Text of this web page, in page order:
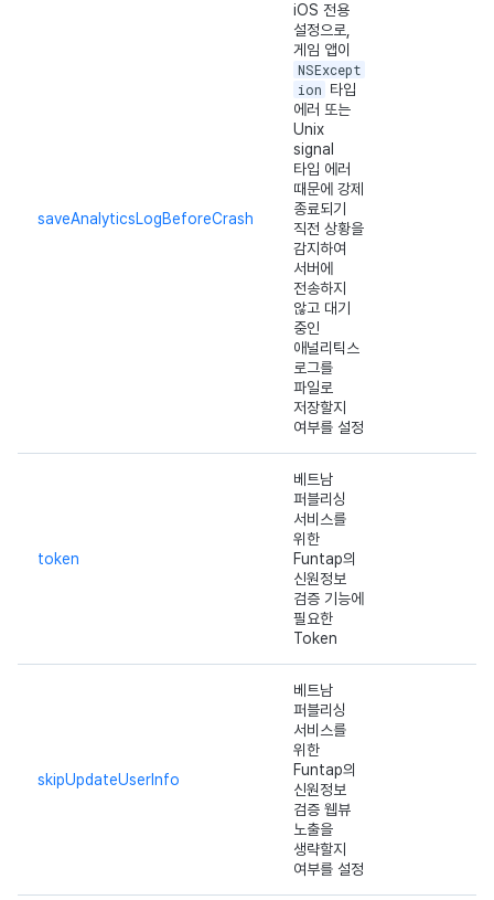
saveAnalyticsLogBeforeCrash
iOS 전용
설정으로,
게임 앱이
NSExcept
ion 타입
에러 또는
Unix
signal
타입 에러
때문에 강제
종료되기
직전 상황을
감지하여
서버에
전송하지
않고 대기
중인
애널리틱스
로그를
파일로
저장할지
여부를 설정
token
베트남
퍼블리싱
서비스를
위한
Funtap의
신원정보
검증 기능에
필요한
Token
skipUpdateUserInfo
베트남
퍼블리싱
서비스를
위한
Funtap의
신원정보
검증 웹뷰
노출을
생략할지
여부를 설정